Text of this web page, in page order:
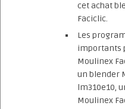
cet achat
Faciclic.
Les
importants
Moulinex
un blender
lm310e10,
Moulinex